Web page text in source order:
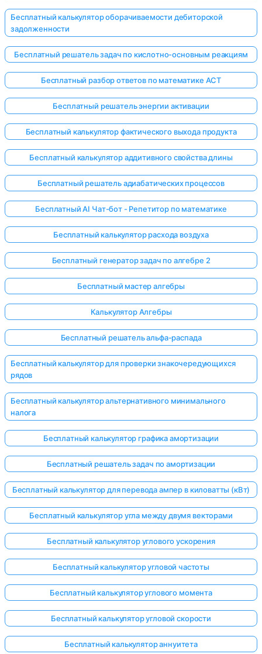
Бесплатный калькулятор оборачиваемости дебиторской
задолженности
Бесплатный решатель задач по кислотно-основным реакциям
Бесплатный разбор ответов по математике ACT
Бесплатный решатель энергии активации
Бесплатный калькулятор фактического выхода продукта
Бесплатный калькулятор аддитивного свойства длины
Бесплатный решатель адиабатических процессов
Бесплатный AI Чат-бот - Репетитор по математике
Бесплатный калькулятор расхода воздуха
Бесплатный генератор задач по алгебре 2
Бесплатный мастер алгебры
Калькулятор Алгебры
Бесплатный решатель альфа-распада
Бесплатный калькулятор для проверки знакочередующихся
рядов
Бесплатный калькулятор альтернативного минимального
налога
Бесплатный калькулятор графика амортизации
Бесплатный решатель задач по амортизации
Бесплатный калькулятор для перевода ампер в киловатты (кВт)
Бесплатный калькулятор угла между двумя векторами
Бесплатный калькулятор углового ускорения
Бесплатный калькулятор угловой частоты
Бесплатный калькулятор углового момента
Бесплатный калькулятор угловой скорости
Бесплатный калькулятор аннуитета